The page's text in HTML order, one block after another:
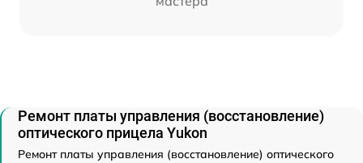
Ремонт платы управления (восстановление)
оптического прицела Yukon
Ремонт платы управления (восстановление) оптического